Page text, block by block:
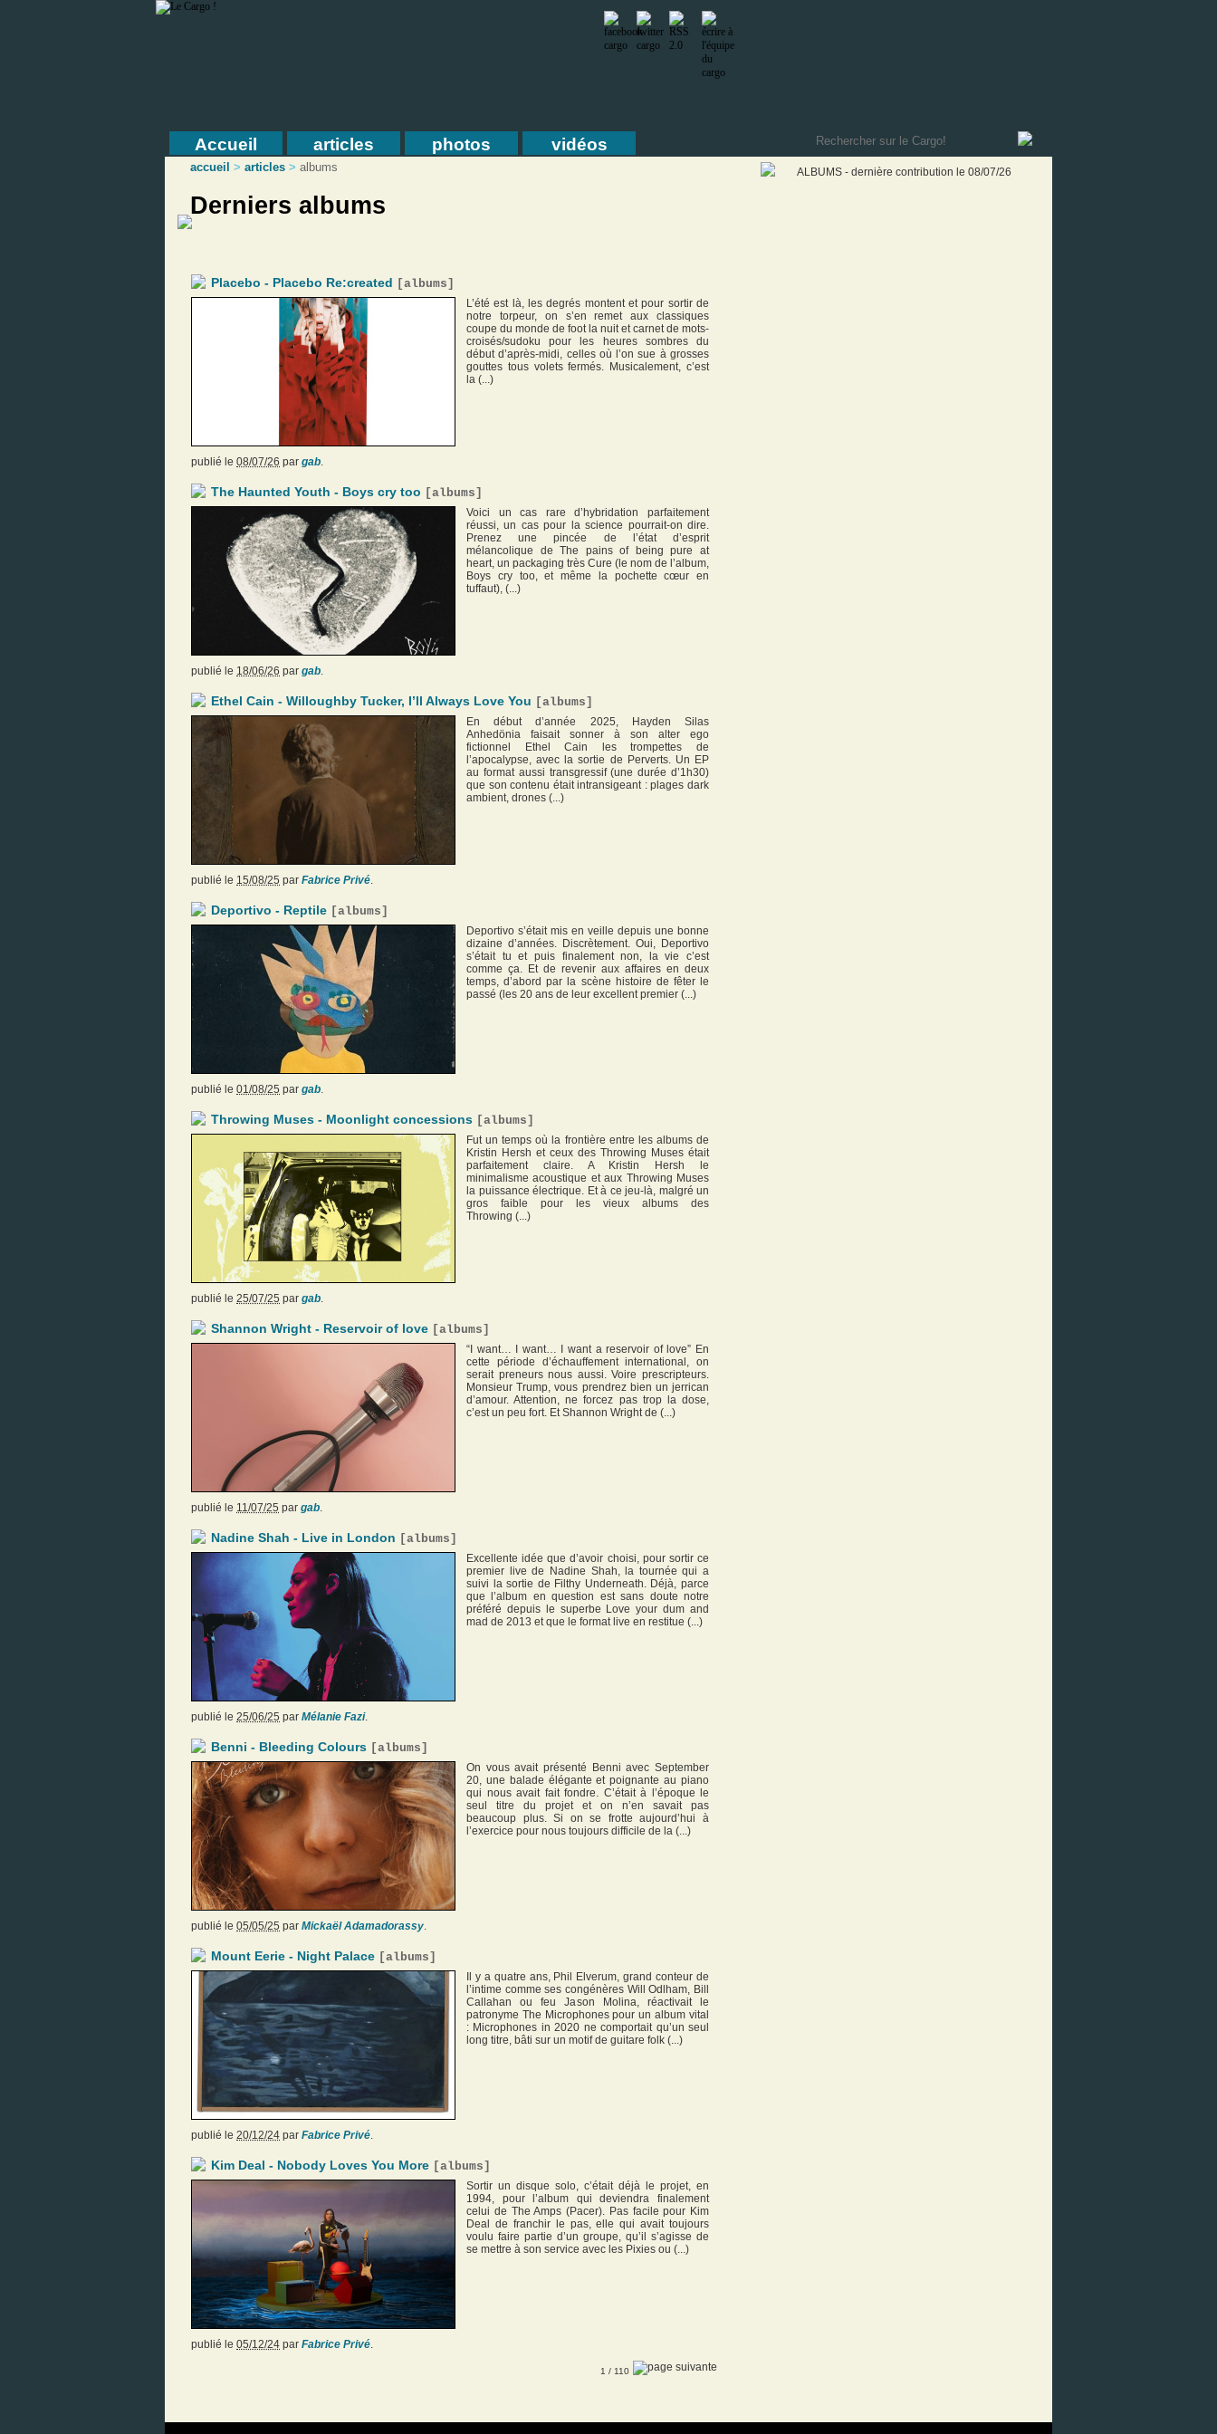
Accueil articles photos vidéos
accueil > articles > albums
Derniers albums
Placebo - Placebo Re:created [albums ]
L’été est là, les degrés montent et pour sortir de
notre torpeur, on s’en remet aux classiques
coupe du monde de foot la nuit et carnet de mots-
croisés/sudoku pour les heures sombres du
début d’après-midi, celles où l’on sue à grosses
gouttes tous volets fermés. Musicalement, c’est
la (...)
publié le 08/07/26 par gab.
The Haunted Youth - Boys cry too [albums ]
Voici un cas rare d’hybridation parfaitement
réussi, un cas pour la science pourrait-on dire.
Prenez une pincée de l’état d’esprit
mélancolique de The pains of being pure at
heart, un packaging très Cure (le nom de l’album,
Boys cry too, et même la pochette cœur en
tuffaut), (...)
publié le 18/06/26 par gab.
Ethel Cain - Willoughby Tucker, I’ll Always Love You [albums ]
En début d’année 2025, Hayden Silas
Anhedönia faisait sonner à son alter ego
fictionnel Ethel Cain les trompettes de
l’apocalypse, avec la sortie de Perverts. Un EP
au format aussi transgressif (une durée d’1h30)
que son contenu était intransigeant : plages dark
ambient, drones (...)
publié le 15/08/25 par Fabrice Privé.
Deportivo - Reptile [albums ]
Deportivo s’était mis en veille depuis une bonne
dizaine d’années. Discrètement. Oui, Deportivo
s’était tu et puis finalement non, la vie c’est
comme ça. Et de revenir aux affaires en deux
temps, d’abord par la scène histoire de fêter le
passé (les 20 ans de leur excellent premier (...)
publié le 01/08/25 par gab.
Throwing Muses - Moonlight concessions [albums ]
Fut un temps où la frontière entre les albums de
Kristin Hersh et ceux des Throwing Muses était
parfaitement claire. A Kristin Hersh le
minimalisme acoustique et aux Throwing Muses
la puissance électrique. Et à ce jeu-là, malgré un
gros faible pour les vieux albums des
Throwing (...)
publié le 25/07/25 par gab.
Shannon Wright - Reservoir of love [albums ]
“I want… I want… I want a reservoir of love” En
cette période d’échauffement international, on
serait preneurs nous aussi. Voire prescripteurs.
Monsieur Trump, vous prendrez bien un jerrican
d’amour. Attention, ne forcez pas trop la dose,
c’est un peu fort. Et Shannon Wright de (...)
publié le 11/07/25 par gab.
Nadine Shah - Live in London [albums ]
Excellente idée que d’avoir choisi, pour sortir ce
premier live de Nadine Shah, la tournée qui a
suivi la sortie de Filthy Underneath. Déjà, parce
que l’album en question est sans doute notre
préféré depuis le superbe Love your dum and
mad de 2013 et que le format live en restitue (...)
publié le 25/06/25 par Mélanie Fazi.
Benni - Bleeding Colours [albums ]
On vous avait présenté Benni avec September
20, une balade élégante et poignante au piano
qui nous avait fait fondre. C’était à l’époque le
seul titre du projet et on n’en savait pas
beaucoup plus. Si on se frotte aujourd’hui à
l’exercice pour nous toujours difficile de la (...)
publié le 05/05/25 par Mickaël Adamadorassy.
Mount Eerie - Night Palace [albums ]
Il y a quatre ans, Phil Elverum, grand conteur de
l’intime comme ses congénères Will Odlham, Bill
Callahan ou feu Jason Molina, réactivait le
patronyme The Microphones pour un album vital
: Microphones in 2020 ne comportait qu’un seul
long titre, bâti sur un motif de guitare folk (...)
publié le 20/12/24 par Fabrice Privé.
Kim Deal - Nobody Loves You More [albums ]
Sortir un disque solo, c’était déjà le projet, en
1994, pour l’album qui deviendra finalement
celui de The Amps (Pacer). Pas facile pour Kim
Deal de franchir le pas, elle qui avait toujours
voulu faire partie d’un groupe, qu’il s’agisse de
se mettre à son service avec les Pixies ou (...)
publié le 05/12/24 par Fabrice Privé.
1 / 110
ALBUMS- dernière contribution le 08/07/26